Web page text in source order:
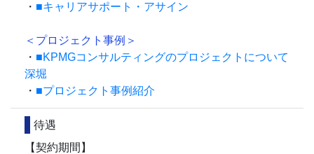
・ ■キャリアサポート・アサイン
＜プロジェクト事例＞
・ ■KPMGコンサルティングのプロジェクトについて
深堀
・ ■プロジェクト事例紹介
待遇
【契約期間】